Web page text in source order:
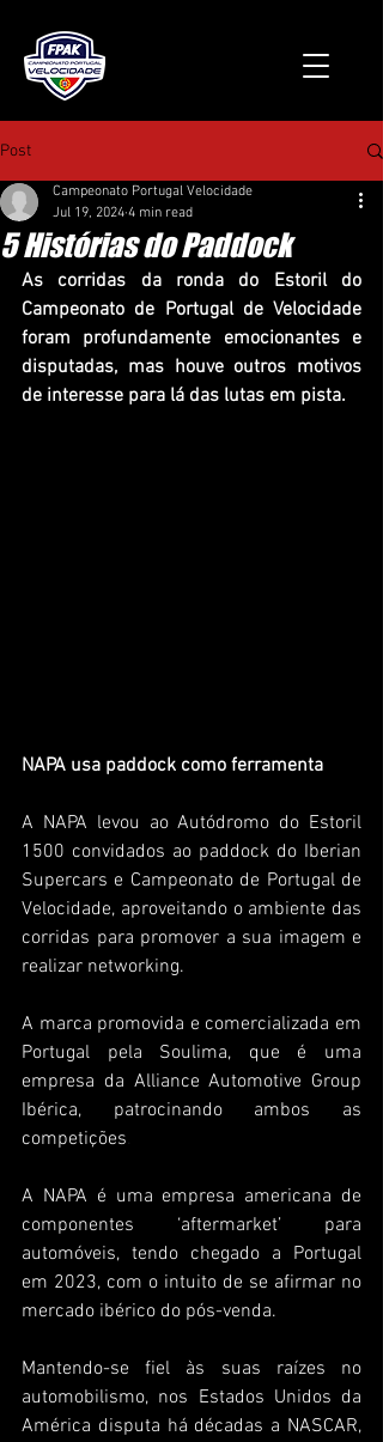
Post
5 Histórias do Paddock
Campeonato Portugal Velocidade
Jul 19, 2024 4 min read
As corridas da ronda do Estoril do
Campeonato de Portugal de Velocidade
foram profundamente emocionantes e
disputadas, mas houve outros motivos
de interesse para lá das lutas em pista.
NAPA usa paddock como ferramenta
A NAPA levou ao Autódromo do Estoril
1500 convidados ao paddock do Iberian
Supercars e Campeonato de Portugal de
Velocidade, aproveitando o ambiente das
corridas para promover a sua imagem e
realizar networking.
A marca promovida e comercializada em
Portugal pela Soulima, que é uma
empresa da Alliance Automotive Group
Ibérica, patrocinando ambos as
competições.
A NAPA é uma empresa americana de
componentes ‘aftermarket’ para
automóveis, tendo chegado a Portugal
em 2023, com o intuito de se afirmar no
mercado ibérico do pós-venda.
Mantendo-se fiel às suas raízes no
automobilismo, nos Estados Unidos da
América disputa há décadas a NASCAR,